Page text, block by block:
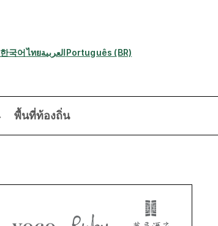
한국어ไทยالعربيةPortuguês (BR)
พื้นที่ท้องถิ่น